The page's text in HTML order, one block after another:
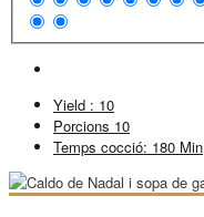
Yield : 10
Porcions 10
Temps cocció: 180 Min